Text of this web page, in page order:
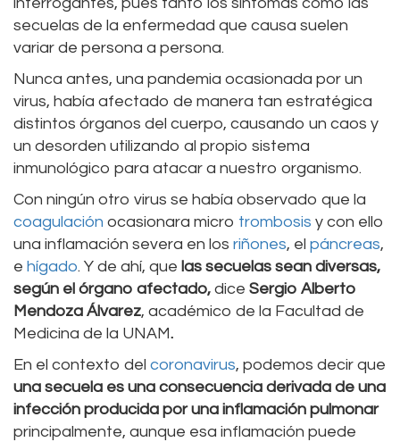
secuelas de la enfermedad que causa suelen
variar de persona a persona.
Nunca antes, una pandemia ocasionada por un
virus, había afectado de manera tan estratégica
distintos órganos del cuerpo, causando un caos y
un desorden utilizando al propio sistema
inmunológico para atacar a nuestro organismo.
Con ningún otro virus se había observado que la
coagulación ocasionara micro trombosis y con ello
una inflamación severa en los riñones, el páncreas,
e hígado. Y de ahí, que las secuelas sean diversas,
según el órgano afectado, dice Sergio Alberto
Mendoza Álvarez, académico de la Facultad de
Medicina de la UNAM.
En el contexto del coronavirus, podemos decir que
una secuela es una consecuencia derivada de una
infección producida por una inflamación pulmonar
principalmente, aunque esa inflamación puede